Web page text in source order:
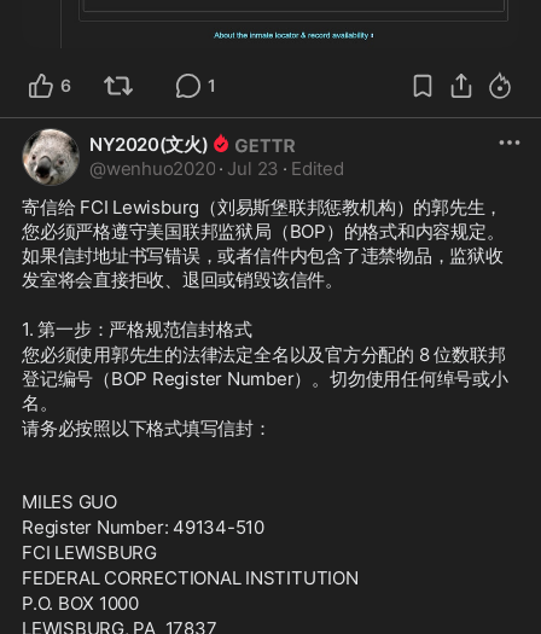
6 1
NY2020(文火)
@wenhuo2020 · Jul 23 · Edited
寄信给 FCI Lewisburg（刘易斯堡联邦惩教机构）的郭先生，
您必须严格遵守美国联邦监狱局（BOP）的格式和内容规定。
如果信封地址书写错误，或者信件内包含了违禁物品，监狱收
发室将会直接拒收、退回或销毁该信件。
1. 第一步：严格规范信封格式
您必须使用郭先生的法律法定全名以及官方分配的 8 位数联邦
登记编号（BOP Register Number）。切勿使用任何绰号或小
名。
请务必按照以下格式填写信封：
MILES GUO
Register Number: 49134-510
FCI LEWISBURG
FEDERAL CORRECTIONAL INSTITUTION
P.O. BOX 1000
LEWISBURG, PA  17837